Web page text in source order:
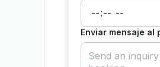
Enviar mensaje al